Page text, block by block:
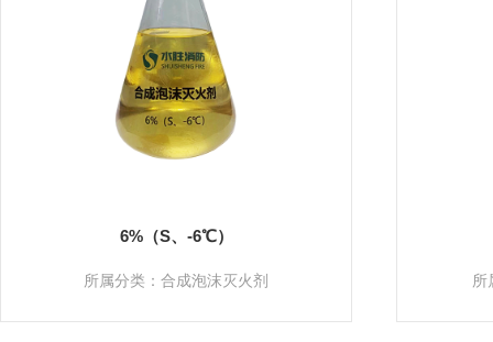
6%（S、-6℃）
所属分类：合成泡沫灭火剂 所